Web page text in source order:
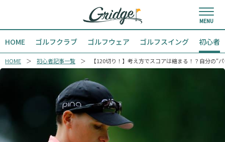
HOME ゴルフクラブ ゴルフウェア ゴルフスイング 初心者
HOME 初心者記事一覧 【120切り！】考え方でスコアは縮まる！？自分の“